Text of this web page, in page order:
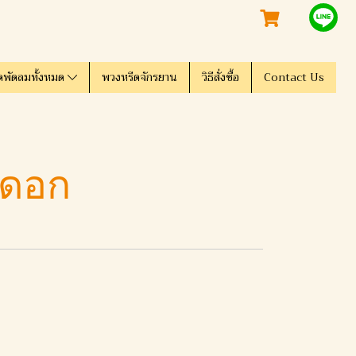
พัดลมทั้งหมด พวงหรีดจักรยาน วิธีสั่งซื้อ Contact Us
อก